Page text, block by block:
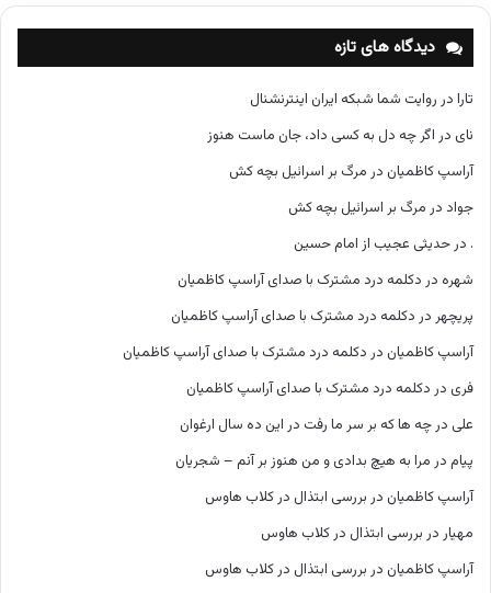
ه‌
ه
دیدگاه های تازه
تارا در روایت شما شبکه ایران اینترنشنال
نای در اگر چه دل به کسی داد، جان ماست هنوز
آراسپ کاظمیان در مرگ بر اسرائیل بچه کش
جواد در مرگ بر اسرائیل بچه کش
. در حدیثی عجیب از امام حسین
شهره در دکلمه درد مشترک با صدای آراسپ کاظمیان
پریچهر در دکلمه درد مشترک با صدای آراسپ کاظمیان
آراسپ کاظمیان در دکلمه درد مشترک با صدای آراسپ کاظمیان
فری در دکلمه درد مشترک با صدای آراسپ کاظمیان
علی در چه ها که بر سر ما رفت در این ده سال ارغوان
پیام در مرا به هیچ بدادی و من هنوز بر آنم – شجریان
آراسپ کاظمیان در بررسی ابتذال در کلاب هاوس
مهیار در بررسی ابتذال در کلاب هاوس
آراسپ کاظمیان در بررسی ابتذال در کلاب هاوس